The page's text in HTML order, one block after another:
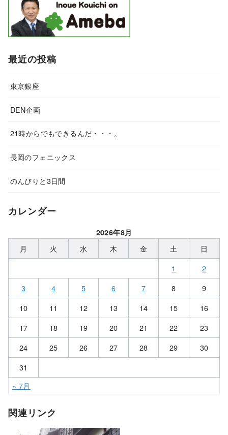
最近の投稿
東京銀座
DEN企画
21時からでもできるんだ・・・。
長岡のフェニックス
のんびりと3日間
カレンダー
2026年8月
月 火 水 木 金 土
日
1
2
3
4 5 6 7 8
9
10
11 12 13 14 15
16
17
18 19 20 21 22
23
24
25 26 27 28 29
30
31
« 7月
関連リンク